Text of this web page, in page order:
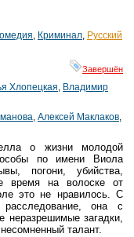
, Криминал, Русский
Завершён
Хлопецкая, Владимир
, Алексей Маклаков,
о жизни молодой
особы по имени Виола
погони, убийства,
время на волоске от
это не нравилось. С
она с
неразрешимые загадки,
талант.